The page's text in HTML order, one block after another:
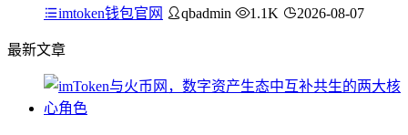
imtoken钱包官网 qbadmin 1.1K 2026-08-07
最新文章